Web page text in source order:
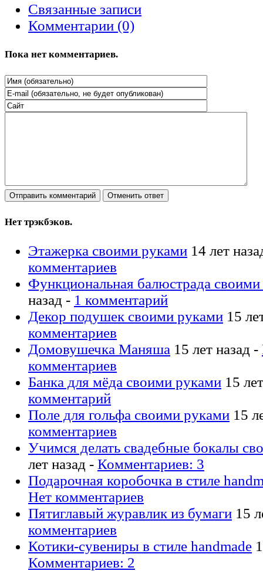
Связанные записи
Комментарии (0)
Пока нет комментариев.
Нет трэкбэков.
Этажерка своими руками 14 лет
комментариев
Функциональная балюстрада
назад - 1 комментарий
Декор подушек своими руками 15
комментариев
Домовушечка Маняша 15 лет назад -
комментариев
Банка для мёда своими руками 15
комментарий
Поле для гольфа своими руками 15
комментариев
Учимся делать свадебные бокалы
лет назад - Комментариев: 3
Подарочная коробочка в стиле
Нет комментариев
Пятиглавый журавлик из бумаги 15
комментариев
Котики-сувениры в стиле handmade
Комментариев: 2